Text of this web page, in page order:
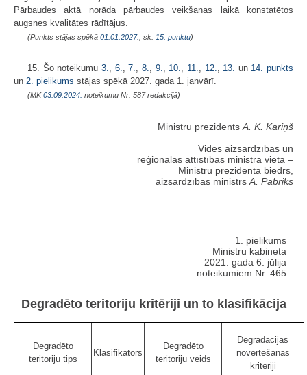
Pārbaudes aktā norāda pārbaudes veikšanas laikā konstatētos
augsnes kvalitātes rādītājus.
(Punkts stājas spēkā 01.01.2027. , sk. 15. punktu)
15. Šo noteikumu 3. 6. ,7. 8. 9. 10. 11. 12. 13. un 14. punkts
un 2. pielikums stājas spēkā 2027. gada 1. janvārī.
(MK03.09.2024. noteikumu Nr. 587 redakcijā)
Ministru prezidents A. K. Kariņš
Vides aizsardzības un
reģionālās attīstības ministra vietā –
Ministru prezidenta biedrs,
aizsardzības ministrs A. Pabriks
1. pielikums
Ministru kabineta
2021. gada 6. jūlija
noteikumiem Nr. 465
Degradēto teritoriju kritēriji un to klasifikācija
Degradēto
teritoriju tips
Klasifikators
Degradēto
teritoriju veids
Degradācijas
novērtēšanas
kritēriji